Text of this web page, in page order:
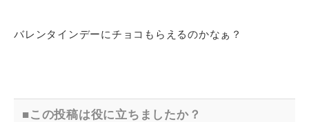
バレンタインデーにチョコもらえるのかなぁ？
この投稿は役に立ちましたか？